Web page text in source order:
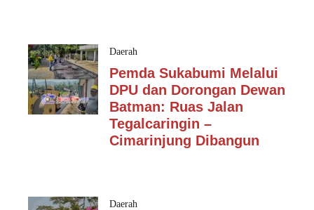
Daerah
Pemda Sukabumi Melalui
DPU dan Dorongan Dewan
Batman: Ruas Jalan
Tegalcaringin –
Cimarinjung Dibangun
Daerah